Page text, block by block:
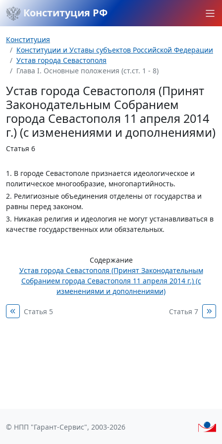
Конституция РФ
Конституция
Конституции и Уставы субъектов Российской Федерации
Устав города Севастополя
Глава I. Основные положения (ст.ст. 1 - 8)
Устав города Севастополя (Принят
Законодательным Собранием
города Севастополя 11 апреля 2014
г.) (с изменениями и дополнениями)
Статья 6
1. В городе Севастополе признается идеологическое и
политическое многообразие, многопартийность.
2. Религиозные объединения отделены от государства и
равны перед законом.
3. Никакая религия и идеология не могут устанавливаться в
качестве государственных или обязательных.
Содержание
Устав города Севастополя (Принят Законодательным
Собранием города Севастополя 11 апреля 2014 г.) (с
изменениями и дополнениями)
Статья 5 Статья 7
© НПП "Гарант-Сервис", 2003-2026